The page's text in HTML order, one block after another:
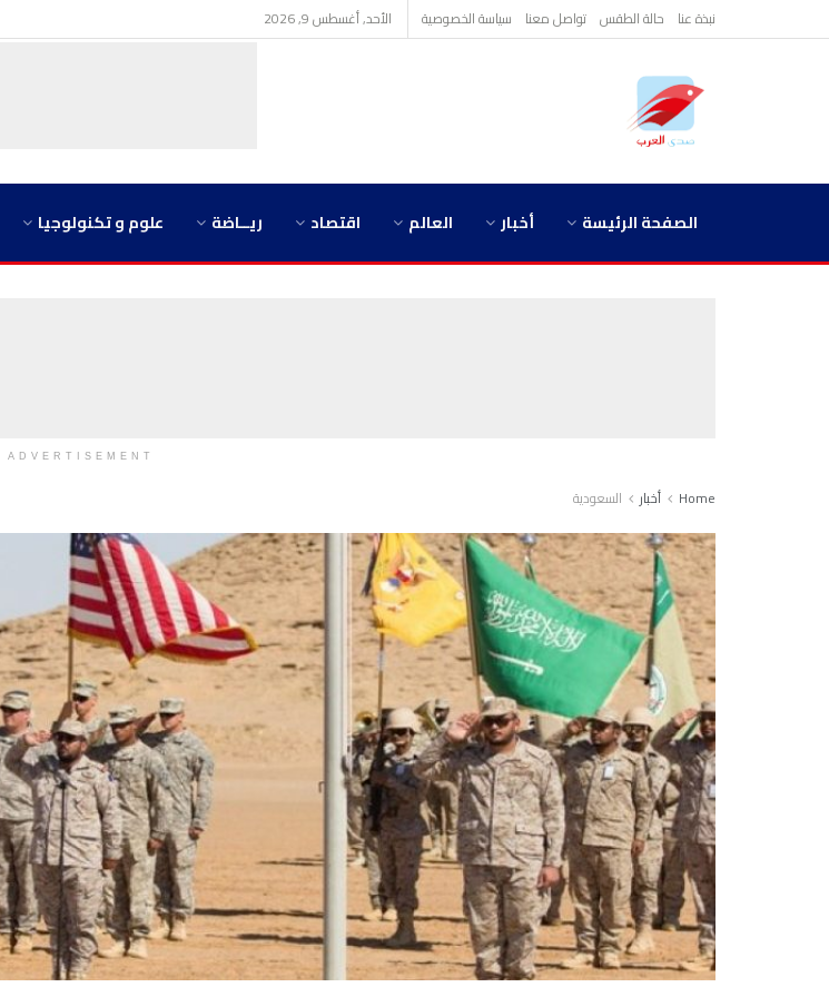
نبذة عنا حالة الطقس تواصل معنا سياسة الخصوصية الأحد, أغسطس 9, 2026
الصفحة الرئيسة أخبار العالم اقتصاد ريــاضة علوم و تكنولوجيا
ADVERTISEMENT
Home أخبار السعودية